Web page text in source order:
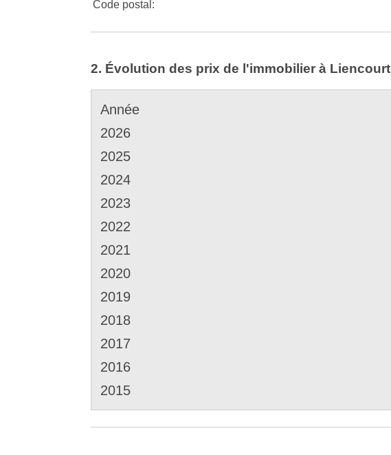
Code postal:
2. Évolution des prix de l'immobilier à Liencourt
Année
2026
2025
2024
2023
2022
2021
2020
2019
2018
2017
2016
2015